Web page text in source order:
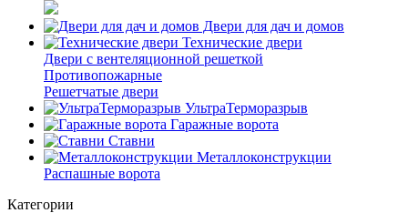
Двери для дач и домов
Технические двери
Двери с вентеляционной решеткой
Противопожарные
Решетчатые двери
УльтраТерморазрыв
Гаражные ворота
Ставни
Металлоконструкции
Распашные ворота
Категории